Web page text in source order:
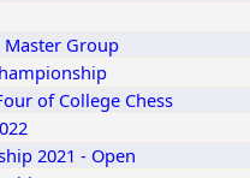
Master Group
of College Chess
2021 - Open